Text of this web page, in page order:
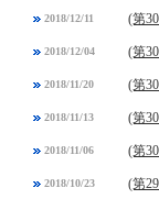
2018/12/11 (第
2018/12/04 (第
2018/11/20 (第
2018/11/13 (第
2018/11/06 (第
2018/10/23 (第